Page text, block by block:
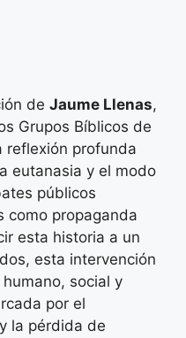
de Jaume Llenas,
Grupos Bíblicos de
reflexión profunda
eutanasia y el modo
públicos
como propaganda
esta historia a un
esta intervención
social y
por el
la pérdida de